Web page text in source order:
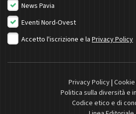
News Pavia
Eventi Nord-Ovest
Accetto l'iscrizione e la Privacy Policy
Privacy Policy|
Politica sulla diversità e
Codice etico e di